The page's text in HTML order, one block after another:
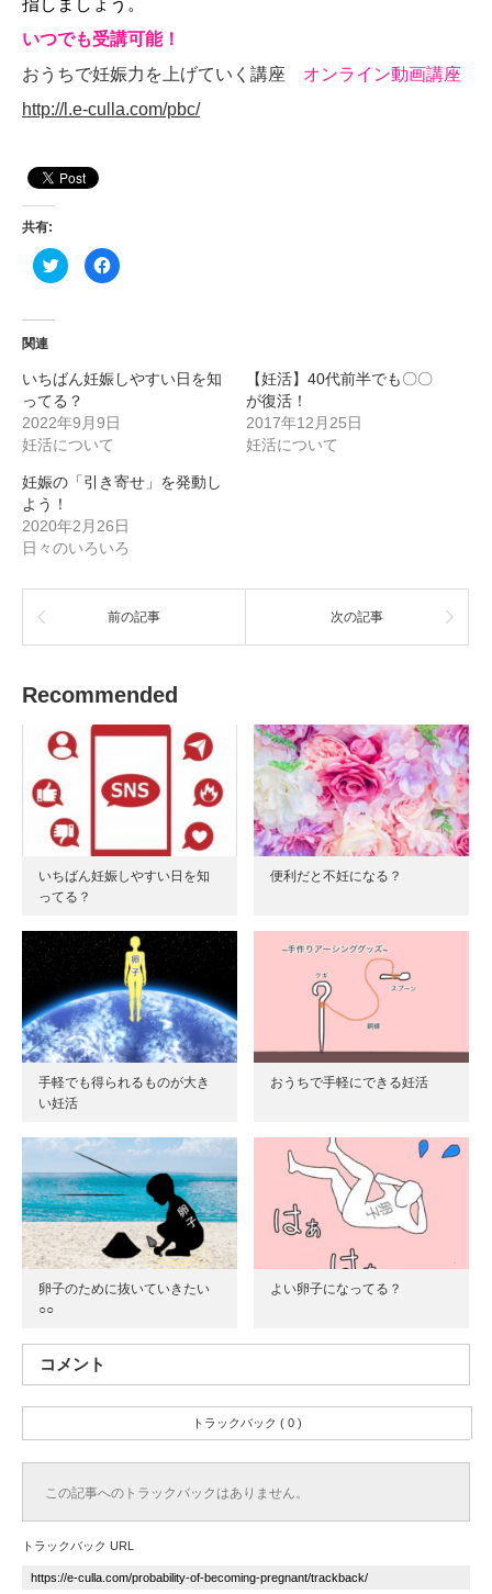
いつでも受講可能！
おうちで妊娠力を上げていく講座 オンライン動画講座
http://l.e-culla.com/pbc/
共有:
ク
リ
t
t
e
r
で
共
新
し
い
ウ
ィ
ン
で
す
F
a
共
る
に
リ
ッ
て
く
だ
(
し
ウ
ウ
開
き
)
関連
いちばん妊娠しやすい日を知
ってる？
2022年9月9日
妊活について
【妊活】40代前半でも〇〇
が復活！
2017年12月25日
妊活について
妊娠の「引き寄せ」を発動し
よう！
2020年2月26日
日々のいろいろ
前の記事 次の記事
Recommended
いちばん妊娠しやすい日を知
ってる？
便利だと不妊になる？
手軽でも得られるものが大き
い妊活
おうちで手軽にできる妊活
卵子のために抜いていきたい
○○
よい卵子になってる？
コメント
トラックバック ( 0 )
この記事へのトラックバックはありません。
トラックバック URL